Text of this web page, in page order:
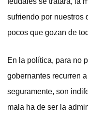
sufriendo por nuestros
pocos que gozan de
En la política, para no
gobernantes recurren
seguramente, son
mala ha de ser la